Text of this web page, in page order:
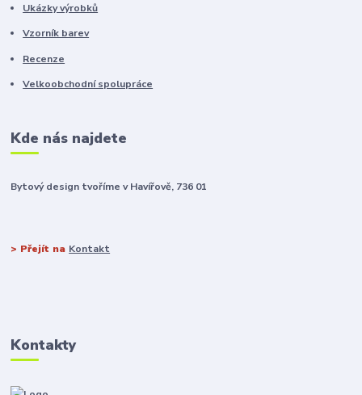
Ukázky výrobků
Vzorník barev
Recenze
Velkoobchodní spolupráce
Kde nás najdete
Bytový design tvoříme v Havířově, 736 01
> Přejít na Kontakt
Kontakty